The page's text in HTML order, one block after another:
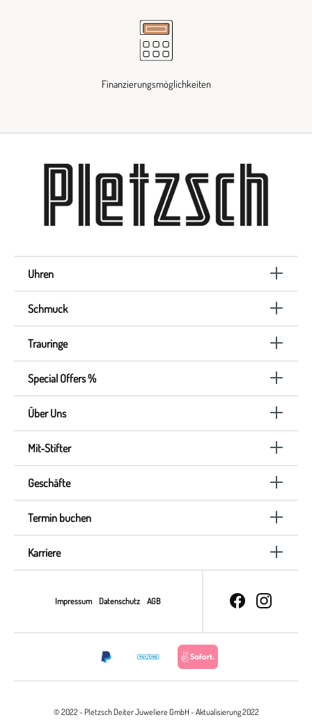
Finanzierungsmöglichkeiten
Uhren
Schmuck
Trauringe
Special Offers %
Über Uns
Mit-Stifter
Geschäfte
Termin buchen
Karriere
Impressum Datenschutz AGB
© 2022 - Pletzsch Deiter Juweliere GmbH - Aktualisierung 2022